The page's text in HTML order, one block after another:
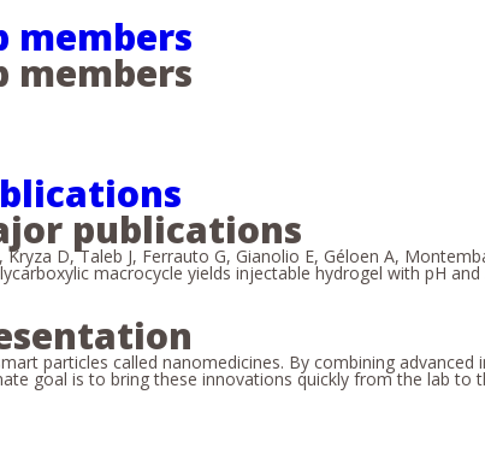
members
members
publications
D, Taleb J, Ferrauto G, Gianolio E, Géloen A,
macrocycle yields injectable hydrogel with pH and
particles called nanomedicines. By combining
goal is to bring these innovations quickly from the lab to